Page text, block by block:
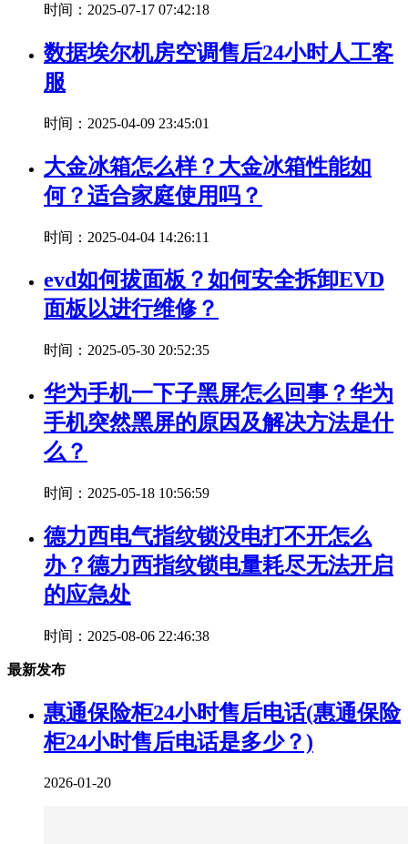
时间：2025-07-17 07:42:18
数据埃尔机房空调售后24小时人工客
服
时间：2025-04-09 23:45:01
大金冰箱怎么样？大金冰箱性能如
何？适合家庭使用吗？
时间：2025-04-04 14:26:11
evd如何拔面板？如何安全拆卸EVD
面板以进行维修？
时间：2025-05-30 20:52:35
华为手机一下子黑屏怎么回事？华为
手机突然黑屏的原因及解决方法是什
么？
时间：2025-05-18 10:56:59
德力西电气指纹锁没电打不开怎么
办？德力西指纹锁电量耗尽无法开启
的应急处
时间：2025-08-06 22:46:38
最新发布
惠通保险柜24小时售后电话(惠通保险
柜24小时售后电话是多少？)
2026-01-20